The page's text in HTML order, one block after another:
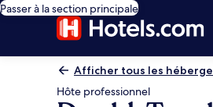
Passer à la section principale
Afficher tous les
Hôte professionnel